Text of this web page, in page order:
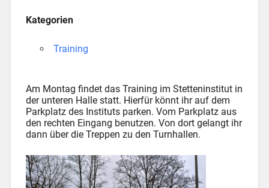
Kategorien
Training
Am Montag findet das Training im Stetteninstitut in
der unteren Halle statt. Hierfür könnt ihr auf dem
Parkplatz des Instituts parken. Vom Parkplatz aus
den rechten Eingang benutzen. Von dort gelangt ihr
dann über die Treppen zu den Turnhallen.